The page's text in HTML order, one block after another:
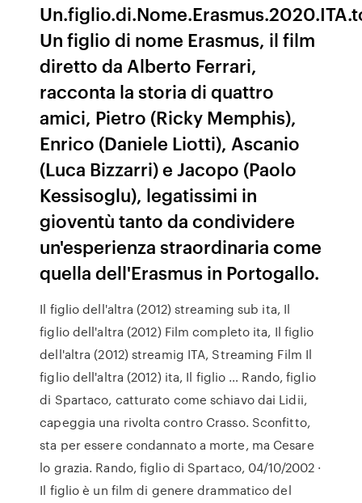
Un figlio di nome Erasmus, il film
diretto da Alberto Ferrari,
racconta la storia di quattro
amici, Pietro (Ricky Memphis),
Enrico (Daniele Liotti), Ascanio
(Luca Bizzarri) e Jacopo (Paolo
Kessisoglu), legatissimi in
gioventù tanto da condividere
un'esperienza straordinaria come
quella dell'Erasmus in Portogallo.
Il figlio dell'altra (2012) streaming sub ita, Il
figlio dell'altra (2012) Film completo ita, Il figlio
dell'altra (2012) streamig ITA, Streaming Film Il
figlio dell'altra (2012) ita, Il figlio … Rando, figlio
di Spartaco, catturato come schiavo dai Lidii,
capeggia una rivolta contro Crasso. Sconfitto,
sta per essere condannato a morte, ma Cesare
lo grazia. Rando, figlio di Spartaco, 04/10/2002 ·
Il figlio è un film di genere drammatico del